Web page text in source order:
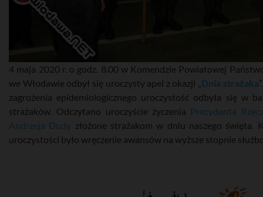
4 maja 2020 r. o godz. 8.00 w Komendzie Powiatowej
we Włodawie odbył się uroczysty apel z okazji „ Dnia strażaka
zagrożenia epidemiologicznego uroczystość odbyła się w
strażaków. Odczytano uroczyście życzenia Prezydenta
Andrzeja Dudy złożone strażakom w dniu naszego święta.
uroczystości było wręczenie awansów na wyższe stopnie